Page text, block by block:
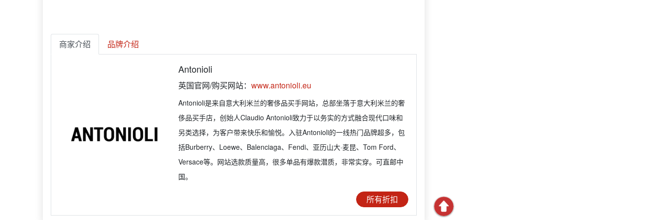
商家介绍 品牌介绍
Antonioli
英国官网/购买网站： www.antonioli.eu
Antonioli是来自意大利米兰的奢侈品买手网站，总部坐落于意大利米兰的奢
侈品买手店，创始人Claudio Antonioli致力于以务实的方式融合现代口味和
另类选择，为客户带来快乐和愉悦。入驻Antonioli的一线热门品牌超多，包
括Burberry、Loewe、Balenciaga、Fendi、亚历山大·麦昆、Tom Ford、
Versace等。网站选款质量高，很多单品有爆款潜质，非常实穿。可直邮中
国。
所有折扣